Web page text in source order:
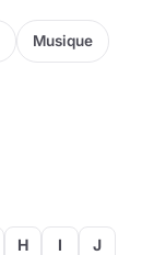
Musique
H I
J